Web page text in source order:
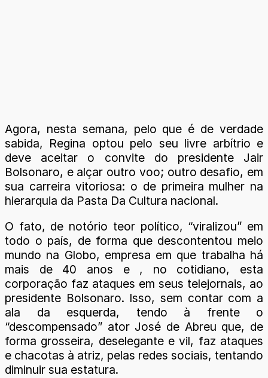
Agora, nesta semana, pelo que é de verdade
sabida, Regina optou pelo seu livre arbítrio e
deve aceitar o convite do presidente Jair
Bolsonaro, e alçar outro voo; outro desafio, em
sua carreira vitoriosa: o de primeira mulher na
hierarquia da Pasta Da Cultura nacional.
O fato, de notório teor político, “viralizou” em
todo o país, de forma que descontentou meio
mundo na Globo, empresa em que trabalha há
mais de 40 anos e , no cotidiano, esta
corporação faz ataques em seus telejornais, ao
presidente Bolsonaro. Isso, sem contar com a
ala da esquerda, tendo à frente o
“descompensado” ator José de Abreu que, de
forma grosseira, deselegante e vil, faz ataques
e chacotas à atriz, pelas redes sociais, tentando
diminuir sua estatura.